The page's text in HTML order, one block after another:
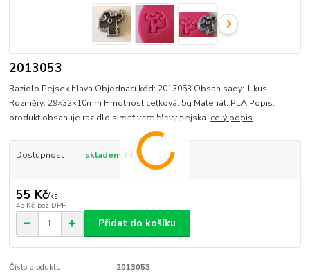
2013053
Razidlo Pejsek hlava Objednací kód: 2013053 Obsah sady: 1 kus
Rozměry: 29×32×10mm Hmotnost celková: 5g Materiál: PLA Popis:
produkt obsahuje razidlo s motivem hlavy pejska. celý popis
Dostupnost skladem 14 ks
55 Kč/ks
45 Kč bez DPH
Přidat do košíku
Číslo produktu: 2013053